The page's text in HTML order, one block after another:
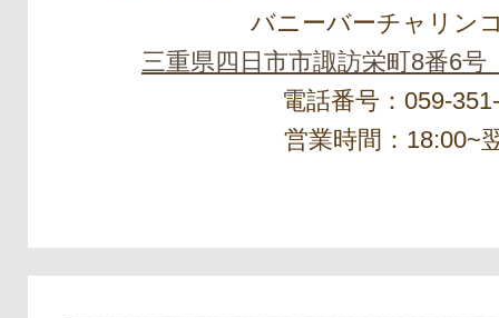
バニーバーチャリン
三重県四日市市諏訪栄町8番6
電話番号：059-
営業時間：18:00~